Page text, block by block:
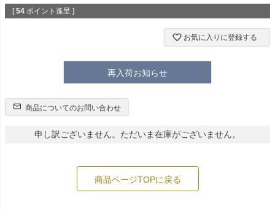
[ 54 ポイント進呈 ]
お気に入りに登録する
再入荷お知らせ
商品についてのお問い合わせ
申し訳ございません。ただいま在庫がございません。
商品ページTOPに戻る